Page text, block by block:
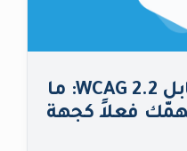
معايير WCAG 2.1 مقابل WCAG 2.2: ما
فعلاً كجهة